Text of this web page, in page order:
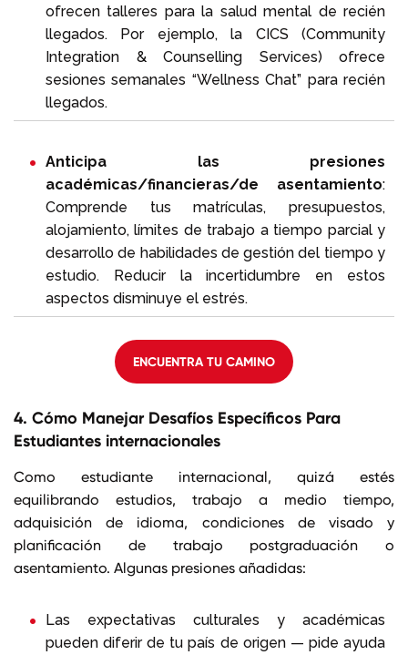
ofrecen talleres para la salud mental de recién
llegados. Por ejemplo, la CICS (Community
Integration & Counselling Services) ofrece
sesiones semanales “Wellness Chat” para recién
llegados.
Anticipa las presiones
académicas/financieras/de asentamiento:
Comprende tus matrículas, presupuestos,
alojamiento, límites de trabajo a tiempo parcial y
desarrollo de habilidades de gestión del tiempo y
estudio. Reducir la incertidumbre en estos
aspectos disminuye el estrés.
ENCUENTRA TU CAMINO
4. Cómo Manejar Desafíos Específicos Para
Estudiantes internacionales
Como estudiante internacional, quizá estés
equilibrando estudios, trabajo a medio tiempo,
adquisición de idioma, condiciones de visado y
planificación de trabajo postgraduación o
asentamiento. Algunas presiones añadidas:
Las expectativas culturales y académicas
pueden diferir de tu país de origen — pide ayuda